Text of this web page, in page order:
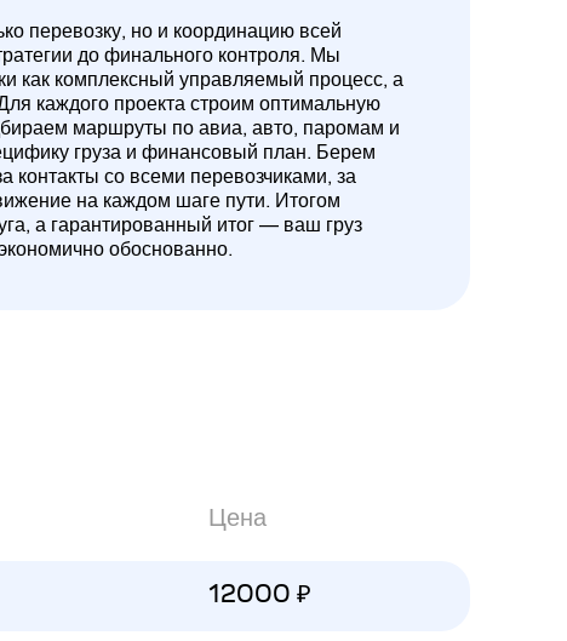
перевозку, но и координацию всей
до финального контроля. Мы
как комплексный управляемый процесс, а
каждого проекта строим оптимальную
маршруты по авиа, авто, паромам и
груза и финансовый план. Берем
контакты со всеми перевозчиками, за
на каждом шаге пути. Итогом
а гарантированный итог — ваш груз
обоснованно.
Цена
12000 ₽